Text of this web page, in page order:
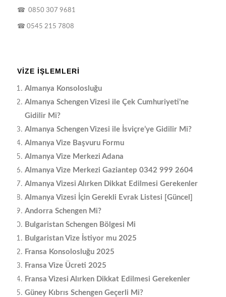
☎0850 307 9681
☎0545 215 7808
VIZE İŞLEMLERI
Almanya Konsolosluğu
Almanya Schengen Vizesi ile Çek Cumhuriyeti’ne
Gidilir Mi?
Almanya Schengen Vizesi ile İsviçre’ye Gidilir Mi?
Almanya Vize Başvuru Formu
Almanya Vize Merkezi Adana
Almanya Vize Merkezi Gaziantep 0342 999 2604
Almanya Vizesi Alırken Dikkat Edilmesi Gerekenler
Almanya Vizesi İçin Gerekli Evrak Listesi [Güncel]
Andorra Schengen Mi?
Bulgaristan Schengen Bölgesi Mi
Bulgaristan Vize İstiyor mu 2025
Fransa Konsolosluğu 2025
Fransa Vize Ücreti 2025
Fransa Vizesi Alırken Dikkat Edilmesi Gerekenler
Güney Kıbrıs Schengen Geçerli Mi?